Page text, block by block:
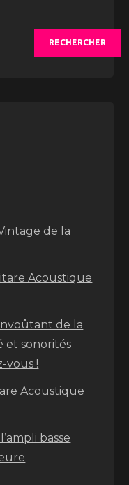
RECHERCHER
de la
Acoustique
de la
et sonorités
vous !
Acoustique
basse